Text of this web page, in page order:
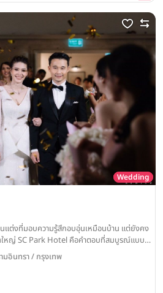
Wedding
แต่งที่มอบความรู้สึกอบอุ่นเหมือนบ้าน แต่ยังคง
ใหญ่ SC Park Hotel คือคำตอบที่สมบูรณ์แบบ
อบอวลไปทั่วทุกพื้นที่ของงาน
มอินทรา / กรุงเทพ